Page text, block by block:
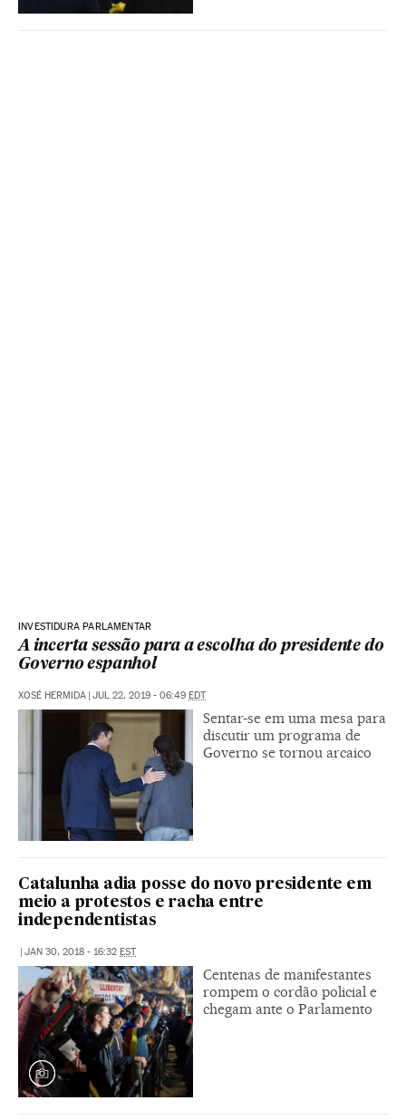
INVESTIDURA PARLAMENTAR
A incerta sessão para a escolha do presidente do
Governo espanhol
XOSÉ HERMIDA | JUL 22, 2019 - 06:49 EDT
Sentar-se em uma mesa para
discutir um programa de
Governo se tornou arcaico
Catalunha adia posse do novo presidente em
meio a protestos e racha entre
independentistas
| JAN 30, 2018 - 16:32 EST
Centenas de manifestantes
rompem o cordão policial e
chegam ante o Parlamento